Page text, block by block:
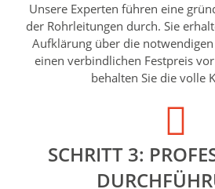
Unsere Experten führen eine
der Rohrleitungen durch. Sie
Aufklärung über die
einen verbindlichen Festpreis
behalten Sie die volle
SCHRITT 3: